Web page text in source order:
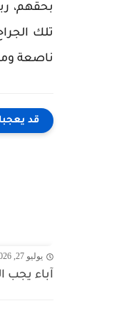
بحقهم،
تلك
ناصعة
قد
يوليو 27, 2026
آباء يجب